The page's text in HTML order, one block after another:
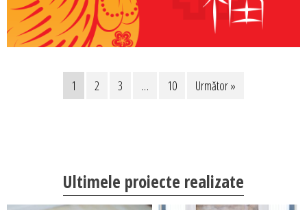
1 2 3 … 10 Următor »
Ultimele proiecte realizate